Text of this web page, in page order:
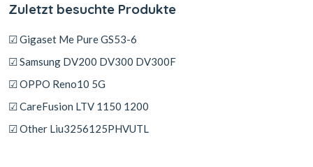
Zuletzt besuchte Produkte
☑ Gigaset Me Pure GS53-6
☑ Samsung DV200 DV300 DV300F
☑ OPPO Reno10 5G
☑ CareFusion LTV 1150 1200
☑ Other Liu3256125PHVUTL